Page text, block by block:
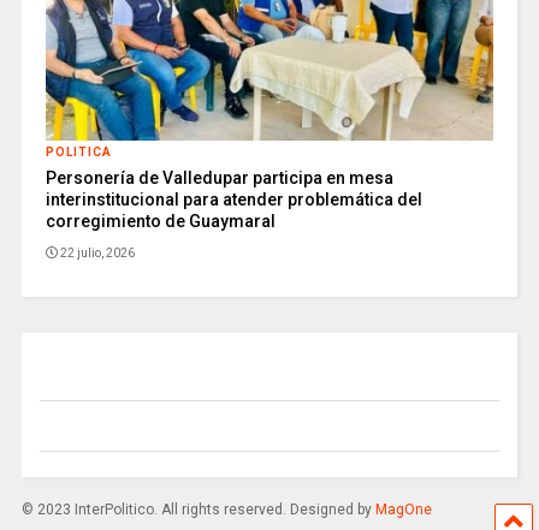
POLITICA
Personería de Valledupar participa en mesa
interinstitucional para atender problemática del
corregimiento de Guaymaral
22 julio, 2026
© 2023 InterPolitico. All rights reserved. Designed by MagOne